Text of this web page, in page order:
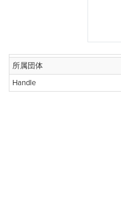
所属団体
Handle